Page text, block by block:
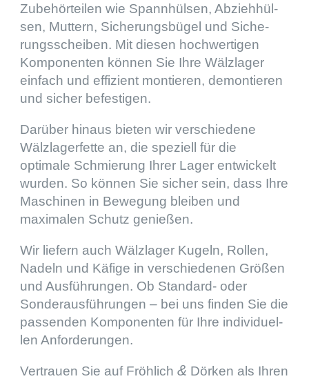
Zubehör­tei­len wie Spann­hül­sen, Abzieh­hül­
sen, Muttern, Siche­rungs­bü­gel und Siche­
rungs­schei­ben. Mit diesen hochwer­ti­gen
Kompo­nen­ten können Sie Ihre Wälzla­ger
einfach und effizi­ent montie­ren, demon­tie­ren
und sicher befestigen.
Darüber hinaus bieten wir verschie­dene
Wälzla­ger­fette an, die spezi­ell für die
optimale Schmie­rung Ihrer Lager entwi­ckelt
wurden. So können Sie sicher sein, dass Ihre
Maschi­nen in Bewegung bleiben und
maxima­len Schutz genießen.
Wir liefern auch Wälzla­ger Kugeln, Rollen,
Nadeln und Käfige in verschie­de­nen Größen
und Ausfüh­run­gen. Ob Standard- oder
Sonder­aus­füh­run­gen – bei uns finden Sie die
passen­den Kompo­nen­ten für Ihre indivi­du­el­
len Anforderungen.
Vertrauen Sie auf Fröhlich & Dörken als Ihren